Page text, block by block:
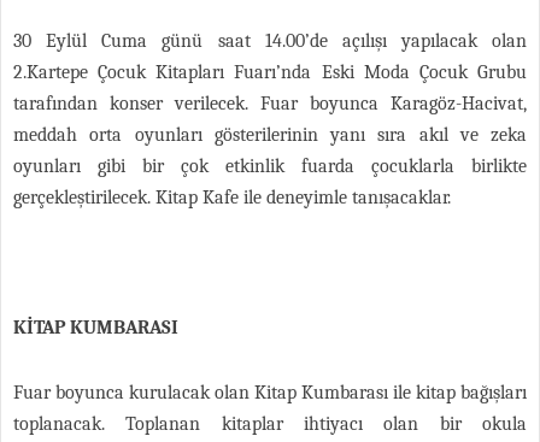
30 Eylül Cuma günü saat 14.00’de açılışı yapılacak olan
2.Kartepe Çocuk Kitapları Fuarı’nda Eski Moda Çocuk Grubu
tarafından konser verilecek. Fuar boyunca Karagöz-Hacivat,
meddah orta oyunları gösterilerinin yanı sıra akıl ve zeka
oyunları gibi bir çok etkinlik fuarda çocuklarla birlikte
gerçekleştirilecek. Kitap Kafe ile deneyimle tanışacaklar.
KİTAP KUMBARASI
Fuar boyunca kurulacak olan Kitap Kumbarası ile kitap bağışları
toplanacak. Toplanan kitaplar ihtiyacı olan bir okula